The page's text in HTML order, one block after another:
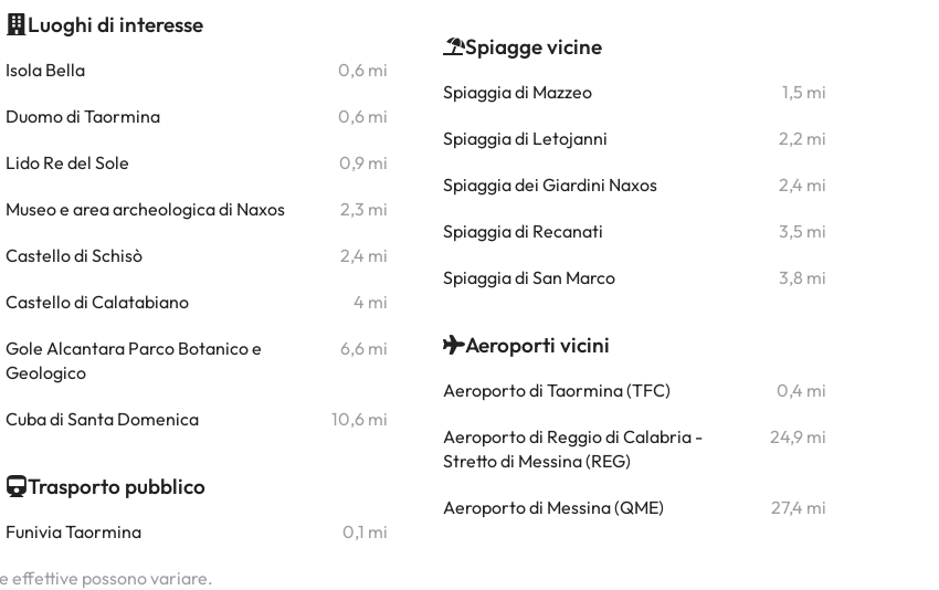
Luoghi di interesse
Isola Bella 0,6 mi
Duomo di Taormina 0,6 mi
Lido Re del Sole 0,9 mi
Museo e area archeologica di Naxos 2,3 mi
Castello di Schisò 2,4 mi
Castello di Calatabiano 4 mi
Gole Alcantara Parco Botanico e
Geologico
6,6 mi
Cuba di Santa Domenica 10,6 mi
Trasporto pubblico
Funivia Taormina 0,1 mi
Spiagge vicine
Spiaggia di Mazzeo 1,5 mi
Spiaggia di Letojanni 2,2 mi
Spiaggia dei Giardini Naxos 2,4 mi
Spiaggia di Recanati 3,5 mi
Spiaggia di San Marco 3,8 mi
Aeroporti vicini
Aeroporto di Taormina (TFC) 0,4 mi
Aeroporto di Reggio di Calabria -
Stretto di Messina (REG)
24,9 mi
Aeroporto di Messina (QME) 27,4 mi
effettive possono variare.